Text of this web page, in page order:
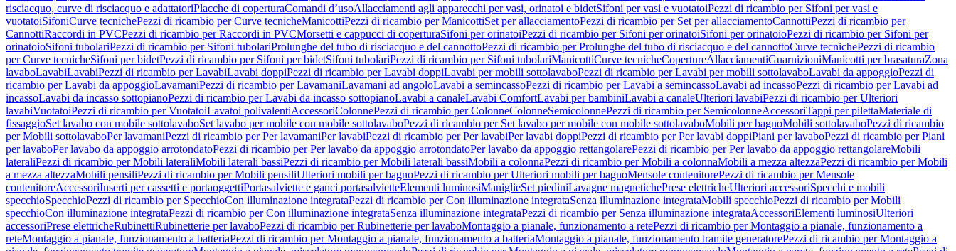
risciacquo, curve di risciacquo e adattatoriPlacche di coperturaComandi d’usoAllacciamenti agli apparecchi per vasi, orinatoi e bidetSifoni per vasi e vuotatoiPezzi di ricambio per Sifoni per vasi e
vuotatoiSifoniCurve tecnichePezzi di ricambio per Curve tecnicheManicottiPezzi di ricambio per ManicottiSet per allacciamentoPezzi di ricambio per Set per allacciamentoCannottiPezzi di ricambio per
CannottiRaccordi in PVCPezzi di ricambio per Raccordi in PVCMorsetti e cappucci di coperturaSifoni per orinatoiPezzi di ricambio per Sifoni per orinatoiSifoni per orinatoioPezzi di ricambio per Sifoni per
orinatoioSifoni tubolariPezzi di ricambio per Sifoni tubolariProlunghe del tubo di risciacquo e del cannottoPezzi di ricambio per Prolunghe del tubo di risciacquo e del cannottoCurve tecnichePezzi di ricambio
per Curve tecnicheSifoni per bidetPezzi di ricambio per Sifoni per bidetSifoni tubolariPezzi di ricambio per Sifoni tubolariManicottiCurve tecnicheCopertureAllacciamentiGuarnizioniManicotti per brasaturaZona
lavaboLavabiLavabiPezzi di ricambio per LavabiLavabi doppiPezzi di ricambio per Lavabi doppiLavabi per mobili sottolavaboPezzi di ricambio per Lavabi per mobili sottolavaboLavabi da appoggioPezzi di
ricambio per Lavabi da appoggioLavamaniPezzi di ricambio per LavamaniLavamani ad angoloLavabi a semincassoPezzi di ricambio per Lavabi a semincassoLavabi ad incassoPezzi di ricambio per Lavabi ad
incassoLavabi da incasso sottopianoPezzi di ricambio per Lavabi da incasso sottopianoLavabi a canaleLavabi ComfortLavabi per bambiniLavabi a canaleUlteriori lavabiPezzi di ricambio per Ulteriori
lavabiVuotatoiPezzi di ricambio per VuotatoiLavatoi polivalentiAccessoriColonnePezzi di ricambio per ColonneColonneSemicolonnePezzi di ricambio per SemicolonneAccessoriTappi per pilettaMateriale di
fissaggioSet lavabo con mobile sottolavaboSet lavabo per mobile con mobile sottolavaboPezzi di ricambio per Set lavabo per mobile con mobile sottolavaboMobili per bagnoMobili sottolavaboPezzi di ricambio
per Mobili sottolavaboPer lavamaniPezzi di ricambio per Per lavamaniPer lavabiPezzi di ricambio per Per lavabiPer lavabi doppiPezzi di ricambio per Per lavabi doppiPiani per lavaboPezzi di ricambio per Piani
per lavaboPer lavabo da appoggio arrotondatoPezzi di ricambio per Per lavabo da appoggio arrotondatoPer lavabo da appoggio rettangolarePezzi di ricambio per Per lavabo da appoggio rettangolareMobili
lateraliPezzi di ricambio per Mobili lateraliMobili laterali bassiPezzi di ricambio per Mobili laterali bassiMobili a colonnaPezzi di ricambio per Mobili a colonnaMobili a mezza altezzaPezzi di ricambio per Mobili
a mezza altezzaMobili pensiliPezzi di ricambio per Mobili pensiliUlteriori mobili per bagnoPezzi di ricambio per Ulteriori mobili per bagnoMensole contenitorePezzi di ricambio per Mensole
contenitoreAccessoriInserti per cassetti e portaoggettiPortasalviette e ganci portasalvietteElementi luminosiManiglieSet piediniLavagne magnetichePrese elettricheUlteriori accessoriSpecchi e mobili
specchioSpecchioPezzi di ricambio per SpecchioCon illuminazione integrataPezzi di ricambio per Con illuminazione integrataSenza illuminazione integrataMobili specchioPezzi di ricambio per Mobili
specchioCon illuminazione integrataPezzi di ricambio per Con illuminazione integrataSenza illuminazione integrataPezzi di ricambio per Senza illuminazione integrataAccessoriElementi luminosiUlteriori
accessoriPrese elettricheRubinettiRubinetterie per lavaboPezzi di ricambio per Rubinetterie per lavaboMontaggio a pianale, funzionamento a retePezzi di ricambio per Montaggio a pianale, funzionamento a
reteMontaggio a pianale, funzionamento a batteriaPezzi di ricambio per Montaggio a pianale, funzionamento a batteriaMontaggio a pianale, funzionamento tramite generatorePezzi di ricambio per Montaggio a